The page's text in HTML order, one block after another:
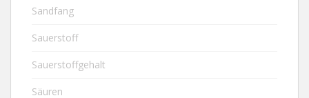
Sandfang
Sauerstoff
Sauerstoffgehalt
Säuren